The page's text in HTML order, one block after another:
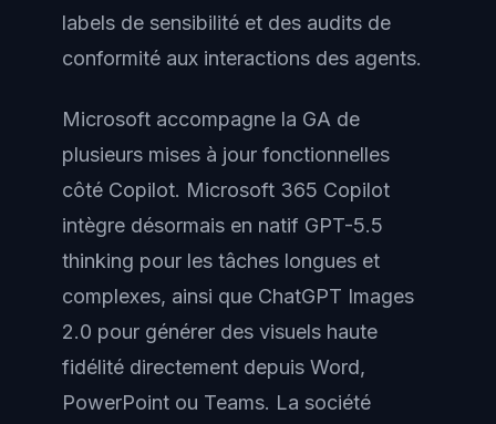
labels de sensibilité et des audits de
conformité aux interactions des agents.
Microsoft accompagne la GA de
plusieurs mises à jour fonctionnelles
côté Copilot. Microsoft 365 Copilot
intègre désormais en natif GPT-5.5
thinking pour les tâches longues et
complexes, ainsi que ChatGPT Images
2.0 pour générer des visuels haute
fidélité directement depuis Word,
PowerPoint ou Teams. La société